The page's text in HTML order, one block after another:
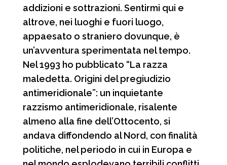
addizioni e sottrazioni. Sentirmi qui e
altrove, nei luoghi e fuori luogo,
appaesato o straniero dovunque, è
un’avventura sperimentata nel tempo.
Nel 1993 ho pubblicato “La razza
maledetta. Origini del pregiudizio
antimeridionale”: un inquietante
razzismo antimeridionale, risalente
almeno alla fine dell’Ottocento, si
andava diffondendo al Nord, con finalità
politiche, nel periodo in cui in Europa e